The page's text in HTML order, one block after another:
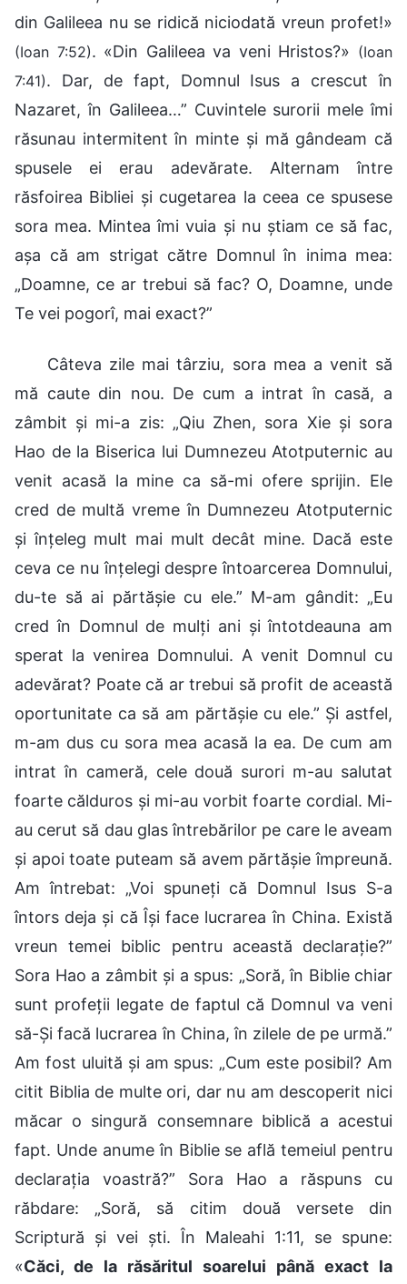
din Galileea nu se ridică niciodată vreun profet!»
(Ioan 7:52). «Din Galileea va veni Hristos?» (Ioan
7:41). Dar, de fapt, Domnul Isus a crescut în
Nazaret, în Galileea…” Cuvintele surorii mele îmi
răsunau intermitent în minte și mă gândeam că
spusele ei erau adevărate. Alternam între
răsfoirea Bibliei și cugetarea la ceea ce spusese
sora mea. Mintea îmi vuia și nu știam ce să fac,
așa că am strigat către Domnul în inima mea:
„Doamne, ce ar trebui să fac? O, Doamne, unde
Te vei pogorî, mai exact?”
Câteva zile mai târziu, sora mea a venit să
mă caute din nou. De cum a intrat în casă, a
zâmbit și mi-a zis: „Qiu Zhen, sora Xie și sora
Hao de la Biserica lui Dumnezeu Atotputernic au
venit acasă la mine ca să-mi ofere sprijin. Ele
cred de multă vreme în Dumnezeu Atotputernic
și înțeleg mult mai mult decât mine. Dacă este
ceva ce nu înțelegi despre întoarcerea Domnului,
du-te să ai părtășie cu ele.” M-am gândit: „Eu
cred în Domnul de mulți ani și întotdeauna am
sperat la venirea Domnului. A venit Domnul cu
adevărat? Poate că ar trebui să profit de această
oportunitate ca să am părtășie cu ele.” Și astfel,
m-am dus cu sora mea acasă la ea. De cum am
intrat în cameră, cele două surori m-au salutat
foarte călduros și mi-au vorbit foarte cordial. Mi-
au cerut să dau glas întrebărilor pe care le aveam
și apoi toate puteam să avem părtășie împreună.
Am întrebat: „Voi spuneți că Domnul Isus S-a
întors deja și că Își face lucrarea în China. Există
vreun temei biblic pentru această declarație?”
Sora Hao a zâmbit și a spus: „Soră, în Biblie chiar
sunt profeții legate de faptul că Domnul va veni
să-Și facă lucrarea în China, în zilele de pe urmă.”
Am fost uluită și am spus: „Cum este posibil? Am
citit Biblia de multe ori, dar nu am descoperit nici
măcar o singură consemnare biblică a acestui
fapt. Unde anume în Biblie se află temeiul pentru
declarația voastră?” Sora Hao a răspuns cu
răbdare: „Soră, să citim două versete din
Scriptură și vei ști. În Maleahi 1:11, se spune:
«Căci, de la răsăritul soarelui până exact la